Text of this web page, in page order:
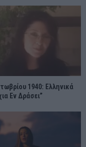
1940: Ελληνικά
Εν Δράσει”